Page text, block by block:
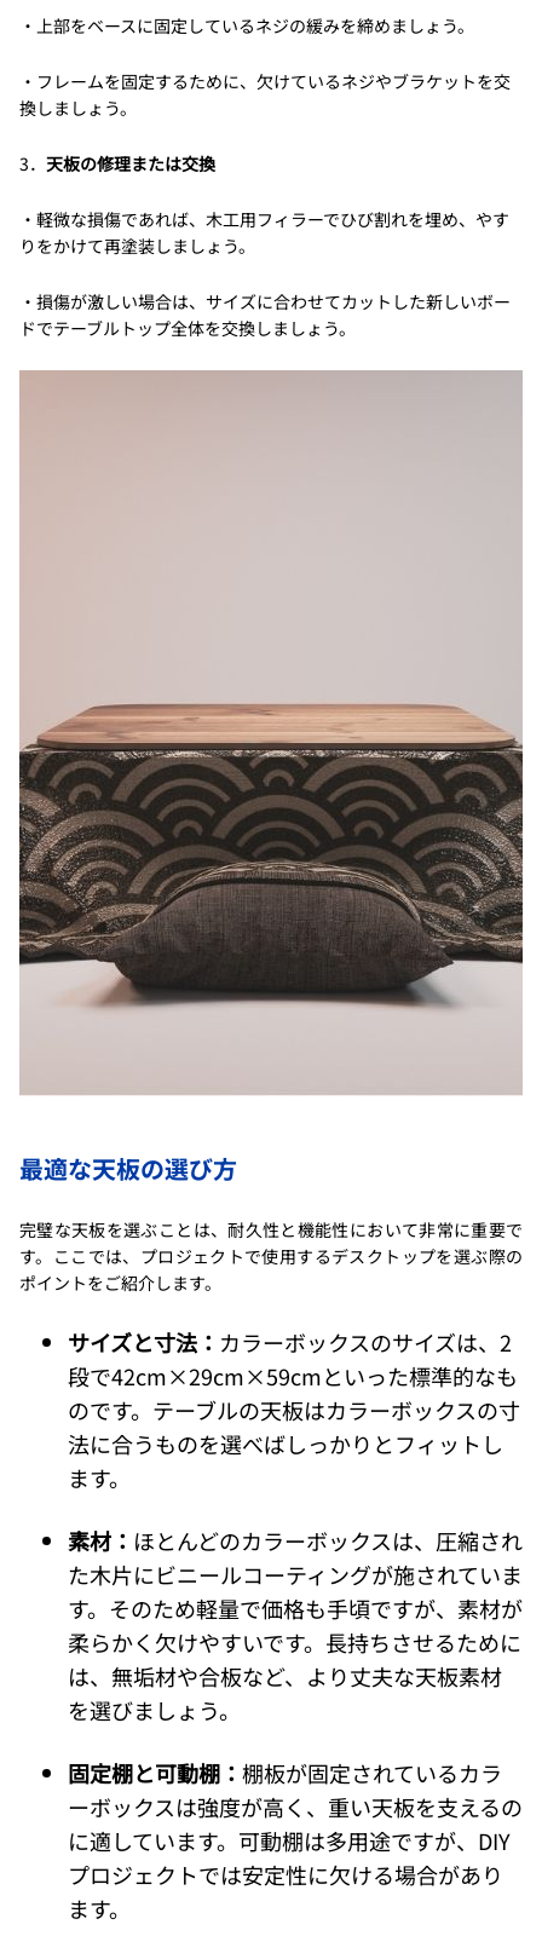
・上部をベースに固定しているネジの緩みを締めましょう。
・フレームを固定するために、欠けているネジやブラケットを交
換しましょう。
3． 天板の修理または交換
・軽微な損傷であれば、木工用フィラーでひび割れを埋め、やす
りをかけて再塗装しましょう。
・損傷が激しい場合は、サイズに合わせてカットした新しいボー
ドでテーブルトップ全体を交換しましょう。
最適な天板の選び方
完璧な天板を選ぶことは、耐久性と機能性において非常に重要で
す。ここでは、プロジェクトで使用するデスクトップを選ぶ際の
ポイントをご紹介します。
サイズと寸法： カラーボックスのサイズは、2
段で42cm×29cm×59cmといった標準的なも
のです。テーブルの天板はカラーボックスの寸
法に合うものを選べばしっかりとフィットし
ます。
素材： ほとんどのカラーボックスは、圧縮され
た木片にビニールコーティングが施されていま
す。そのため軽量で価格も手頃ですが、素材が
柔らかく欠けやすいです。長持ちさせるために
は、無垢材や合板など、より丈夫な天板素材
を選びましょう。
固定棚と可動棚： 棚板が固定されているカラ
ーボックスは強度が高く、重い天板を支えるの
に適しています。可動棚は多用途ですが、DIY
プロジェクトでは安定性に欠ける場合があり
ます。